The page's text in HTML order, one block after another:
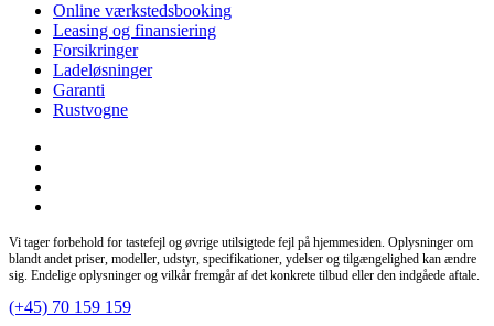
Online værkstedsbooking
Leasing og finansiering
Forsikringer
Ladeløsninger
Garanti
Rustvogne
Vi tager forbehold for tastefejl og øvrige utilsigtede fejl på hjemmesiden. Oplysninger om
blandt andet priser, modeller, udstyr, specifikationer, ydelser og tilgængelighed kan ændre
sig. Endelige oplysninger og vilkår fremgår af det konkrete tilbud eller den indgåede aftale.
(+45) 70 159 159